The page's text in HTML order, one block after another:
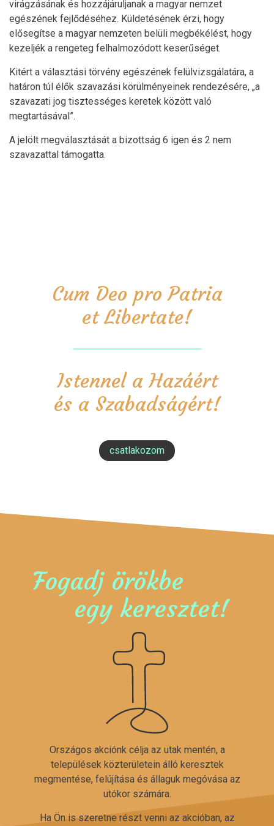
virágzásának és hozzájáruljanak a magyar nemzet
egészének fejlődéséhez. Küldetésének érzi, hogy
elősegítse a magyar nemzeten belüli megbékélést, hogy
kezeljék a rengeteg felhalmozódott keserűséget.
Kitért a választási törvény egészének felülvizsgálatára, a
határon túl élők szavazási körülményeinek rendezésére, „a
szavazati jog tisztességes keretek között való
megtartásával”.
A jelölt megválasztását a bizottság 6 igen és 2 nem
szavazattal támogatta.
Cum Deo pro Patria
et Libertate!
Istennel a Hazáért
és a Szabadságért!
csatlakozom
Fogadj örökbe
egy keresztet!
Országos akciónk célja az utak mentén, a
települések közterületein álló keresztek
megmentése, felújítása és állaguk megóvása az
utókor számára.
Ha Ön is szeretne részt venni az akcióban, az